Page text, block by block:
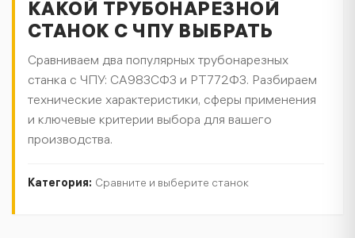
КАКОЙ ТРУБОНАРЕЗНОЙ
СТАНОК С ЧПУ ВЫБРАТЬ
Сравниваем два популярных трубонарезных
станка с ЧПУ: СА983СФ3 и РТ772Ф3. Разбираем
технические характеристики, сферы применения
и ключевые критерии выбора для вашего
производства.
Категория: Сравните и выберите станок